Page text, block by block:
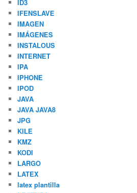
ID3
IFENSLAVE
IMAGEN
IMÁGENES
INSTALOUS
INTERNET
IPA
IPHONE
IPOD
JAVA
JAVA JAVA8
JPG
KILE
KMZ
KODI
LARGO
LATEX
latex plantilla